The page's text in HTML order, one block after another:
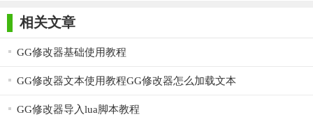
相关文章
GG修改器基础使用教程
GG修改器文本使用教程GG修改器怎么加载文本
GG修改器导入lua脚本教程